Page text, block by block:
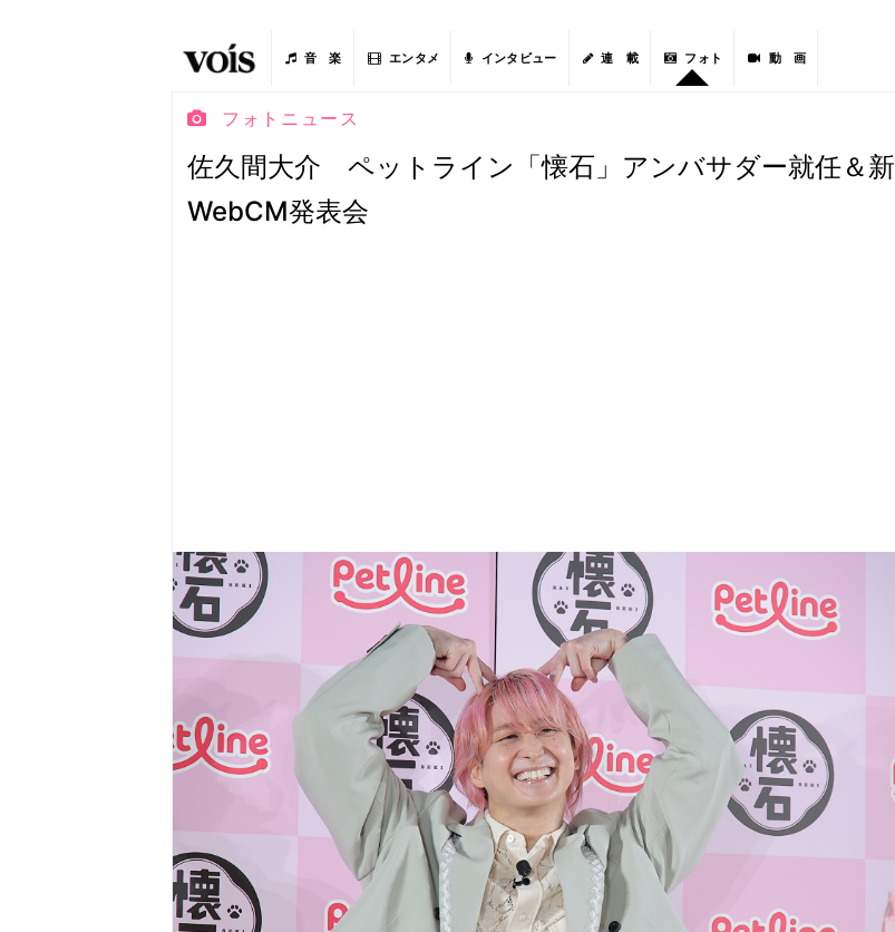
音 楽 エンタメ インタビュー 連 載 フォト 動 画
フォトニュース
佐久間大介 ペットライン「懐石」アンバサダー就任＆新
WebCM発表会